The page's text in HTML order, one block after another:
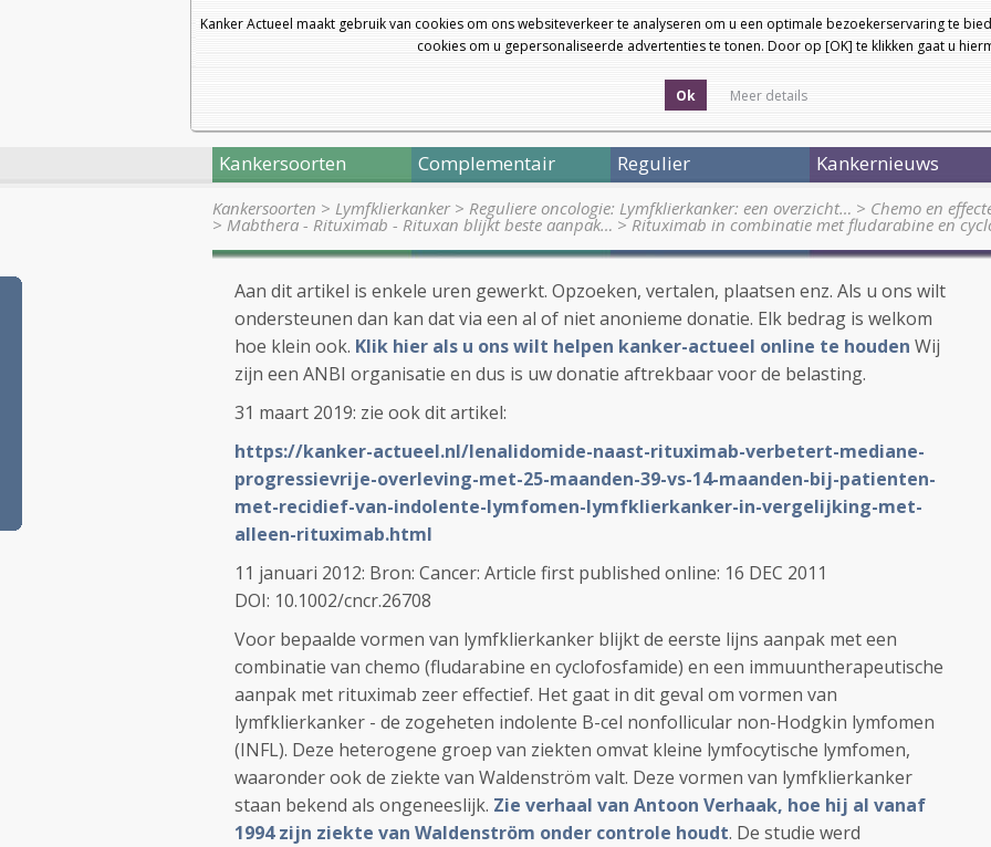
Kanker Actueel maakt gebruik van cookies om ons websiteverkeer te analyseren om u een optimale bezoekerservaring te
cookies om u gepersonaliseerde advertenties te tonen. Door op [OK] te klikken gaat u
Ok Meer details
Kankersoorten Complementair Regulier Kankernieuws
Kankersoorten > Lymfklierkanker> Reguliere oncologie: Lymfklierkanker: een overzicht… > Chemo en
> Mabthera - Rituximab - Rituxan blijkt beste aanpak… >Rituximab in combinatie met fludarabine en
Aan dit artikel is enkele uren gewerkt. Opzoeken, vertalen, plaatsen enz. Als u ons wilt
ondersteunen dan kan dat via een al of niet anonieme donatie. Elk bedrag is welkom
hoe klein ook. Klik hier als u ons wilt helpen kanker-actueel online te houden Wij
zijn een ANBI organisatie en dus is uw donatie aftrekbaar voor de belasting.
31 maart 2019: zie ook dit artikel:
https://kanker-actueel.nl/lenalidomide-naast-rituximab-verbetert-mediane-
progressievrije-overleving-met-25-maanden-39-vs-14-maanden-bij-patienten-
met-recidief-van-indolente-lymfomen-lymfklierkanker-in-vergelijking-met-
alleen-rituximab.html
11 januari 2012: Bron: Cancer: Article first published online: 16 DEC 2011
DOI: 10.1002/cncr.26708
Voor bepaalde vormen van lymfklierkanker blijkt de eerste lijns aanpak met een
combinatie van chemo (fludarabine en cyclofosfamide) en een immuuntherapeutische
aanpak met rituximab zeer effectief. Het gaat in dit geval om vormen van
lymfklierkanker - de zogeheten indolente B-cel nonfollicular non-Hodgkin lymfomen
(INFL). Deze heterogene groep van ziekten omvat kleine lymfocytische lymfomen,
waaronder ook de ziekte van Waldenström valt. Deze vormen van lymfklierkanker
staan bekend als ongeneeslijk. Zie verhaal van Antoon Verhaak, hoe hij al vanaf
1994 zijn ziekte van Waldenström onder controle houdt. De studie werd